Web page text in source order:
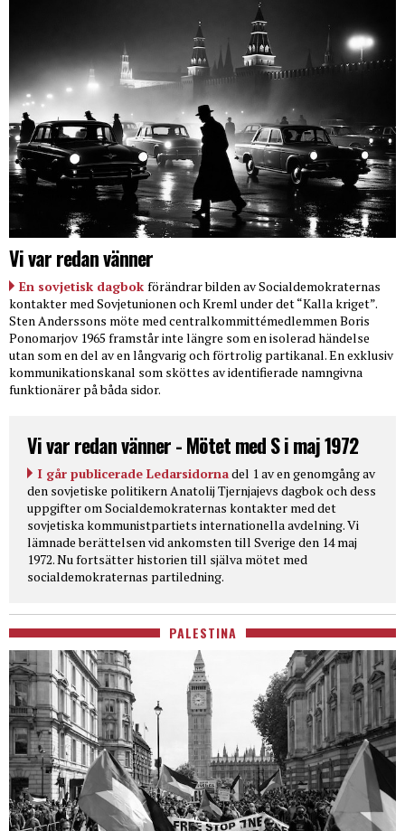
Vi var redan vänner
En sovjetisk dagbok förändrar bilden av Socialdemokraternas
kontakter med Sovjetunionen och Kreml under det “Kalla kriget”.
Sten Anderssons möte med centralkommittémedlemmen Boris
Ponomarjov 1965 framstår inte längre som en isolerad händelse
utan som en del av en långvarig och förtrolig partikanal. En exklusiv
kommunikationskanal som sköttes av identifierade namngivna
funktionärer på båda sidor.
Vi var redan vänner - Mötet med S i maj 1972
I går publicerade Ledarsidornadel 1 av en genomgång av
den sovjetiske politikern Anatolij Tjernjajevs dagbok och dess
uppgifter om Socialdemokraternas kontakter med det
sovjetiska kommunistpartiets internationella avdelning. Vi
lämnade berättelsen vid ankomsten till Sverige den 14 maj
1972. Nu fortsätter historien till själva mötet med
socialdemokraternas partiledning.
PALESTINA